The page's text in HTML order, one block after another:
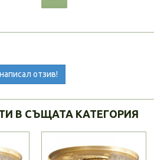
отзив!
В СЪЩАТА КАТЕГОРИЯ